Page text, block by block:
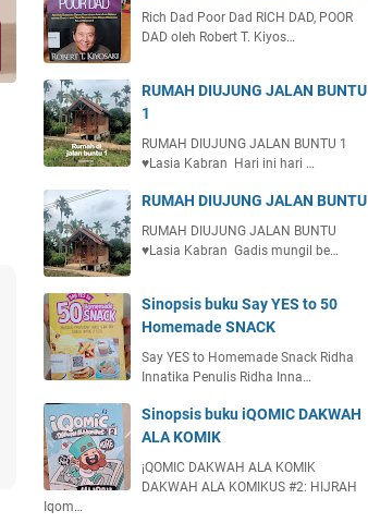
Rich Dad Poor Dad RICH DAD, POOR
DAD oleh Robert T. Kiyos…
RUMAH DIUJUNG JALAN BUNTU
1
RUMAH DIUJUNG JALAN BUNTU 1
♥️Lasia Kabran Hari ini hari …
RUMAH DIUJUNG JALAN BUNTU
RUMAH DIUJUNG JALAN BUNTU
♥️Lasia Kabran Gadis mungil be…
Sinopsis buku Say YES to 50
Homemade SNACK
Say YES to Homemade Snack Ridha
Innatika Penulis Ridha Inna…
Sinopsis buku iQOMIC DAKWAH
ALA KOMIK
¡QOMIC DAKWAH ALA KOMIK
DAKWAH ALA KOMIKUS #2: HIJRAH
Iqom…